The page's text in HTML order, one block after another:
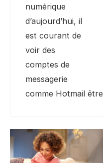
numérique
d’aujourd’hui, il
est courant de
voir des
comptes de
messagerie
comme Hotmail être